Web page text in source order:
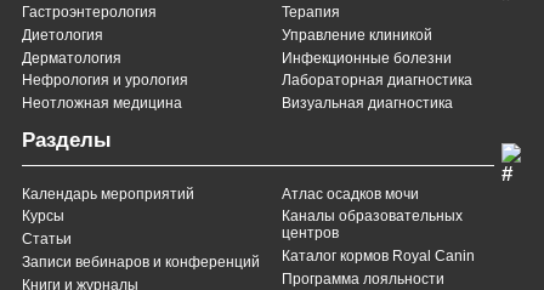
Гастроэнтерология
Диетология
Дерматология
Нефрология и урология
Неотложная медицина
Терапия
Управление клиникой
Инфекционные болезни
Лабораторная диагностика
Визуальная диагностика
Разделы
Календарь мероприятий
Курсы
Статьи
Записи вебинаров и конференций
Книги и журналы
Атлас осадков мочи
Каналы образовательных
центров
Каталог кормов Royal Canin
Программа лояльности